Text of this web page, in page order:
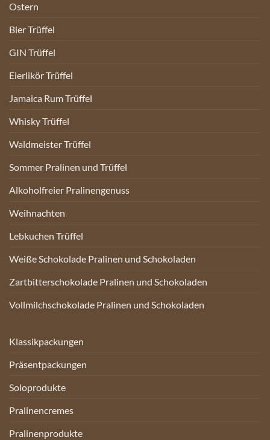
Ostern
Bier Trüffel
GIN Trüffel
Eierlikör Trüffel
Jamaica Rum Trüffel
Whisky Trüffel
Waldmeister Trüffel
Sommer Pralinen und Trüffel
Alkoholfreier Pralinengenuss
Weihnachten
Lebkuchen Trüffel
Weiße Schokolade Pralinen und Schokoladen
Zartbitterschokolade Pralinen und Schokoladen
Vollmilchschokolade Pralinen und Schokoladen
Klassikpackungen
Präsentpackungen
Soloprodukte
Pralinencremes
Pralinenprodukte